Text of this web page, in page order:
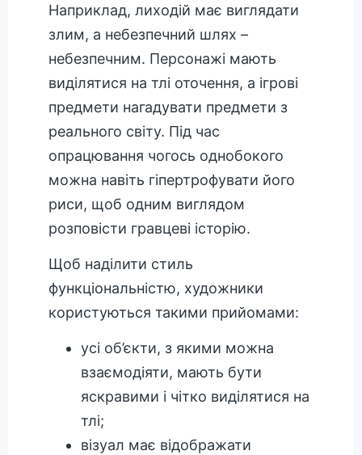
Наприклад, лиходій має виглядати
злим, а небезпечний шлях –
небезпечним. Персонажі мають
виділятися на тлі оточення, а ігрові
предмети нагадувати предмети з
реального світу. Під час
опрацювання чогось однобокого
можна навіть гіпертрофувати його
риси, щоб одним виглядом
розповісти гравцеві історію.
Щоб наділити стиль
функціональністю, художники
користуються такими прийомами:
усі об’єкти, з якими можна
взаємодіяти, мають бути
яскравими і чітко виділятися на
тлі;
візуал має відображати